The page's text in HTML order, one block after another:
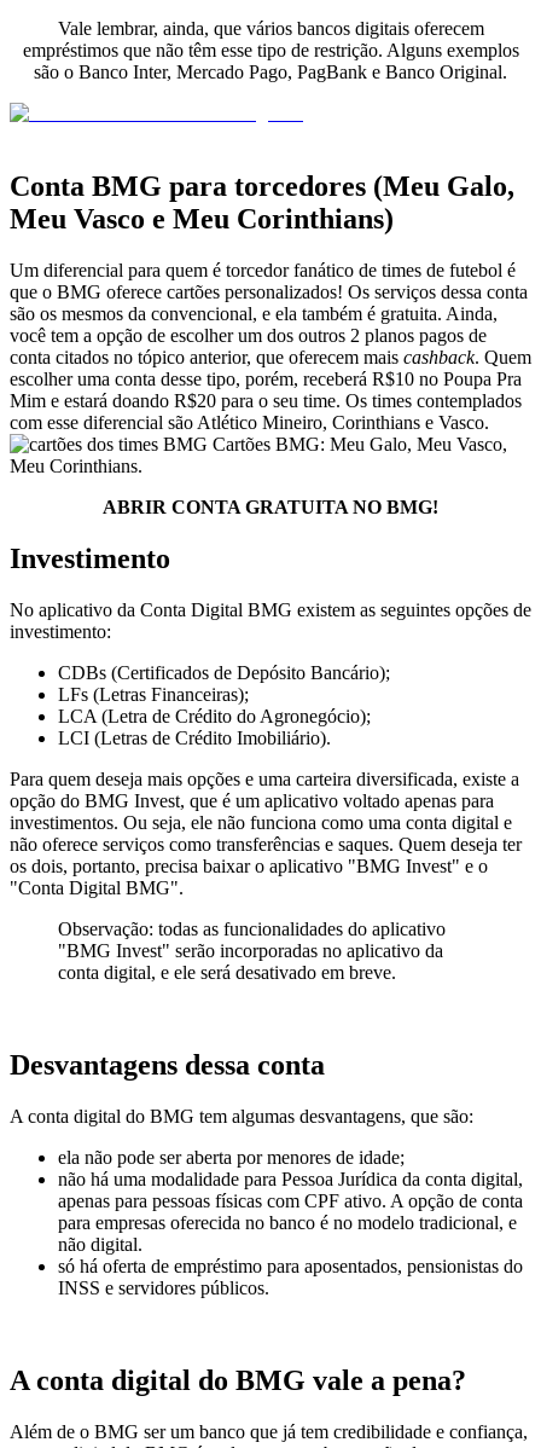
Vale lembrar, ainda, que vários bancos digitais oferecem
empréstimos que não têm esse tipo de restrição. Alguns exemplos
são o Banco Inter, Mercado Pago, PagBank e Banco Original.
Conta BMG para torcedores (Meu Galo,
Meu Vasco e Meu Corinthians)
Um diferencial para quem é torcedor fanático de times de futebol é
que o BMG oferece cartões personalizados! Os serviços dessa conta
são os mesmos da convencional, e ela também é gratuita. Ainda,
você tem a opção de escolher um dos outros 2 planos pagos de
conta citados no tópico anterior, que oferecem mais cashback. Quem
escolher uma conta desse tipo, porém, receberá R$10 no Poupa Pra
Mim e estará doando R$20 para o seu time. Os times contemplados
com esse diferencial são Atlético Mineiro, Corinthians e Vasco.
Cartões BMG: Meu Galo, Meu Vasco,
Meu Corinthians.
ABRIR CONTA GRATUITA NO BMG!
Investimento
No aplicativo da Conta Digital BMG existem as seguintes opções de
investimento:
CDBs (Certificados de Depósito Bancário);
LFs (Letras Financeiras);
LCA (Letra de Crédito do Agronegócio);
LCI (Letras de Crédito Imobiliário).
Para quem deseja mais opções e uma carteira diversificada, existe a
opção do BMG Invest, que é um aplicativo voltado apenas para
investimentos. Ou seja, ele não funciona como uma conta digital e
não oferece serviços como transferências e saques. Quem deseja ter
os dois, portanto, precisa baixar o aplicativo "BMG Invest" e o
"Conta Digital BMG".
Observação: todas as funcionalidades do aplicativo
"BMG Invest" serão incorporadas no aplicativo da
conta digital, e ele será desativado em breve.
Desvantagens dessa conta
A conta digital do BMG tem algumas desvantagens, que são:
ela não pode ser aberta por menores de idade;
não há uma modalidade para Pessoa Jurídica da conta digital,
apenas para pessoas físicas com CPF ativo. A opção de conta
para empresas oferecida no banco é no modelo tradicional, e
não digital.
só há oferta de empréstimo para aposentados, pensionistas do
INSS e servidores públicos.
A conta digital do BMG vale a pena?
Além de o BMG ser um banco que já tem credibilidade e confiança,